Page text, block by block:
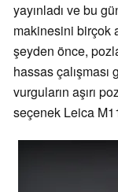
yayınladı ve bu
makinesini birçok
şeyden önce,
hassas
vurguların aşırı
seçenek Leica